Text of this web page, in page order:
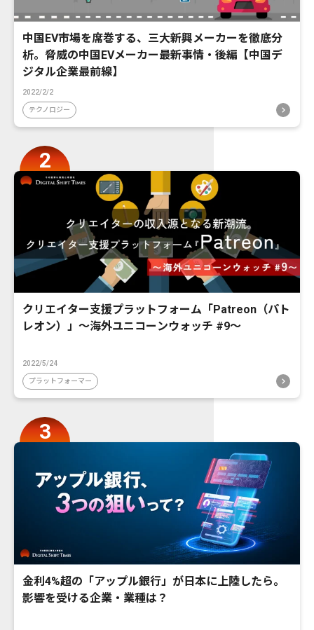
中国EV市場を席巻する、三大新興メーカーを徹底分
析。脅威の中国EVメーカー最新事情・後編【中国デ
ジタル企業最前線】
2022/2/2
テクノロジー
クリエイター支援プラットフォーム「Patreon（パト
レオン）」〜海外ユニコーンウォッチ #9〜
2022/5/24
プラットフォーマー
金利4%超の「アップル銀行」が日本に上陸したら。
影響を受ける企業・業種は？